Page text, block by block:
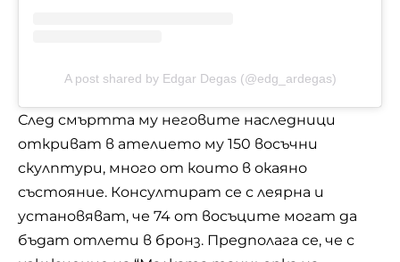
A post shared by Edgar Degas (@edg_ardegas)
След смъртта му неговите наследници
откриват в ателието му 150 восъчни
скулптури, много от които в окаяно
състояние. Консултират се с леярна и
установяват, че 74 от восъците могат да
бъдат отлети в бронз. Предполага се, че с